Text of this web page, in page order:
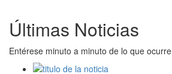
Últimas Noticias
Entérese minuto a minuto de lo que ocurre